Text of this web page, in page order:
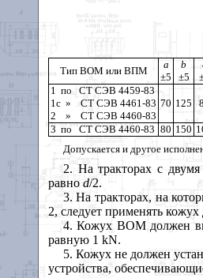
Тип BOM или ВПМ
а
±5
b
±5
1 по СТ СЭВ 4459-83
1с » СТ СЭВ 4461-83
2 » СТ СЭВ 4460-83
70 125
3 по СТ СЭВ 4460-83 80 150
Допускается и другое
2. На тракторах с
равно d/2.
3. На тракторах, на
2, следует применять
4. Кожух ВОМ должен
равную 1 kN.
5. Кожух не должен
устройства,